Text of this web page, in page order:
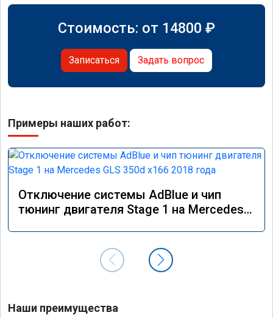
Стоимость: от 14800 ₽
Записаться Задать вопрос
Примеры наших работ:
Отключение системы AdBlue и чип
тюнинг двигателя Stage 1 на Mercedes
Наши преимущества